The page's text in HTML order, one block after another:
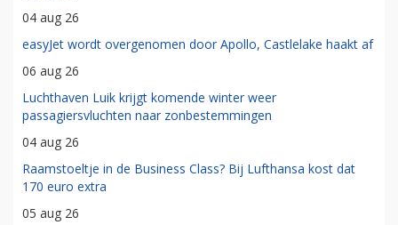
04 aug 26
easyJet wordt overgenomen door Apollo, Castlelake haakt af
06 aug 26
Luchthaven Luik krijgt komende winter weer
passagiersvluchten naar zonbestemmingen
04 aug 26
Raamstoeltje in de Business Class? Bij Lufthansa kost dat
170 euro extra
05 aug 26